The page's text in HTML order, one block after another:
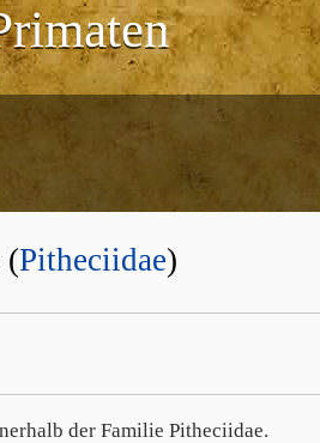
(Pitheciidae)
der Familie Pitheciidae.